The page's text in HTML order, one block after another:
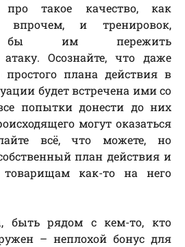
такое качество, как
впрочем, и тренировок,
бы им пережить
атаку. Осознайте, что даже
простого плана действия в
будет встречена ими со
попытки донести до них
могут оказаться
всё, что можете, но
план действия и
как-то на него
быть рядом с кем-то, кто
– неплохой бонус для